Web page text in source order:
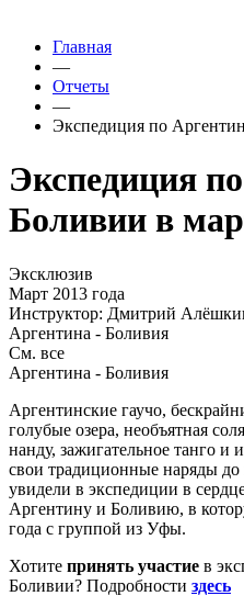
Главная
—
Отчеты
—
Экспедиция по
Экспедиция
Боливии в
Эксклюзив
Март 2013 года
Инструктор: Дмитрий
Аргентина - Боливия
См. все
Аргентина - Боливия
Аргентинские гаучо,
голубые озера, необъятная
нанду, зажигательное танго
свои традиционные наряды
увидели в экспедиции в
Аргентину и Боливию, в
года с группой из Уфы.
Хотите принять участие в
Боливии? Подробности здесь